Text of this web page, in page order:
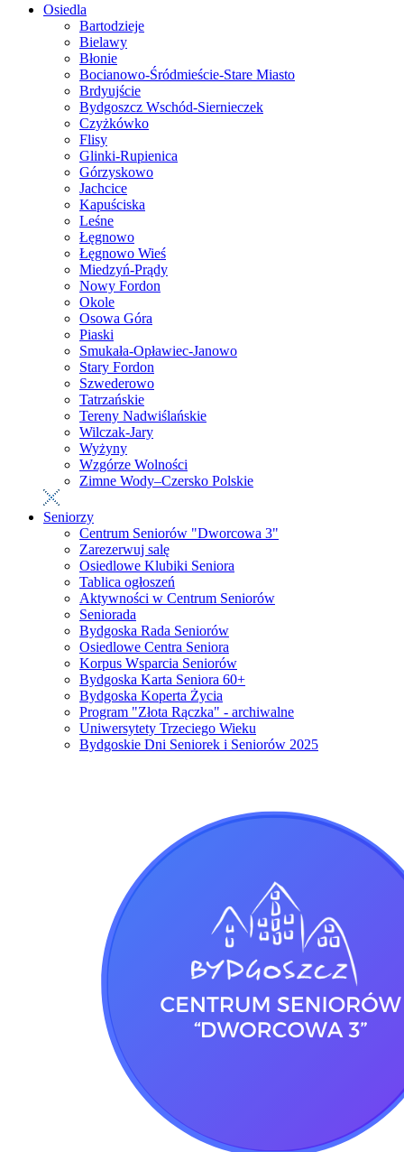
Osiedla
Bartodzieje
Bielawy
Błonie
Bocianowo-Śródmieście-Stare Miasto
Brdyujście
Bydgoszcz Wschód-Siernieczek
Czyżkówko
Flisy
Glinki-Rupienica
Górzyskowo
Jachcice
Kapuściska
Leśne
Łęgnowo
Łęgnowo Wieś
Miedzyń-Prądy
Nowy Fordon
Okole
Osowa Góra
Piaski
Smukała-Opławiec-Janowo
Stary Fordon
Szwederowo
Tatrzańskie
Tereny Nadwiślańskie
Wilczak-Jary
Wyżyny
Wzgórze Wolności
Zimne Wody–Czersko Polskie
Seniorzy
Centrum Seniorów "Dworcowa 3"
Zarezerwuj salę
Osiedlowe Klubiki Seniora
Tablica ogłoszeń
Aktywności w Centrum Seniorów
Seniorada
Bydgoska Rada Seniorów
Osiedlowe Centra Seniora
Korpus Wsparcia Seniorów
Bydgoska Karta Seniora 60+
Bydgoska Koperta Życia
Program "Złota Rączka" - archiwalne
Uniwersytety Trzeciego Wieku
Bydgoskie Dni Seniorek i Seniorów 2025